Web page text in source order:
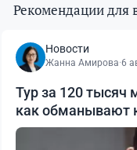
Рекомендации для
Новости
Жанна Амирова·6
Тур за 120 тысяч
как обманывают